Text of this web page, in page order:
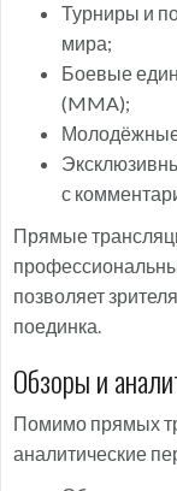
Турниры и
мира;
Боевые
(MMA);
с
Прямые
позволяет
поединка.
Обзоры и
Помимо прямых
аналитические